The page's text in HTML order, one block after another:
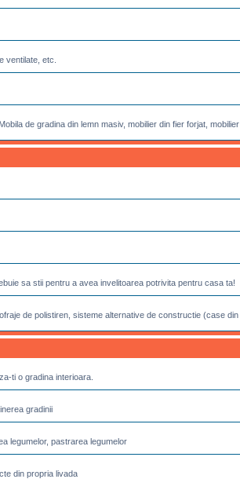
ventilate, etc.
de gradina din lemn masiv, mobilier din fier forjat, mobilier
sa stii pentru a avea invelitoarea potrivita pentru casa ta!
de polistiren, sisteme alternative de constructie (case din
ti o gradina interioara.
gradinii
legumelor, pastrarea legumelor
din propria livada